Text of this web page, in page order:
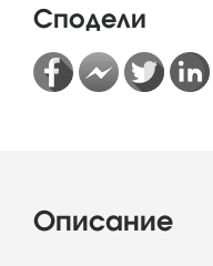
Сподели
Описание